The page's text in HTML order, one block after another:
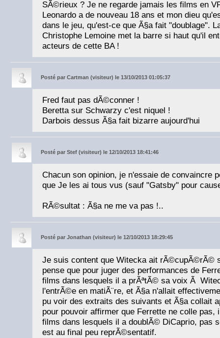
SÃ©rieux ? Je ne regarde jamais les films en
Leonardo a de nouveau 18 ans et mon dieu
dans le jeu, qu'est-ce que Ã§a fait "doublage".
Christophe Lemoine met la barre si haut qu'il
acteurs de cette BA !
Posté par Cartman (visiteur) le 13/10/2013 01:05:37
Fred faut pas dÃ©conner !
Beretta sur Schwarzy c'est niquel !
Darbois dessus Ã§a fait bizarre aujourd'hui
Posté par Stef (visiteur) le 12/10/2013 18:41:46
Chacun son opinion, je n'essaie de convaincre
que Je les ai tous vus (sauf "Gatsby" pour
RÃ©sultat : Ã§a ne me va pas !..
Posté par Jonathan (visiteur) le 12/10/2013 18:29:45
Je suis content que Witecka ait rÃ©cupÃ©rÃ©
pense que pour juger des performances de
films dans lesquels il a prÃªtÃ© sa voix Ã
l'entrÃ©e en matiÃ¨re, et Ã§a n'allait
pu voir des extraits des suivants et Ã§a collait
pour pouvoir affirmer que Ferrette ne colle pas,
films dans lesquels il a doublÃ© DiCaprio, pas
est au final peu reprÃ©sentatif.